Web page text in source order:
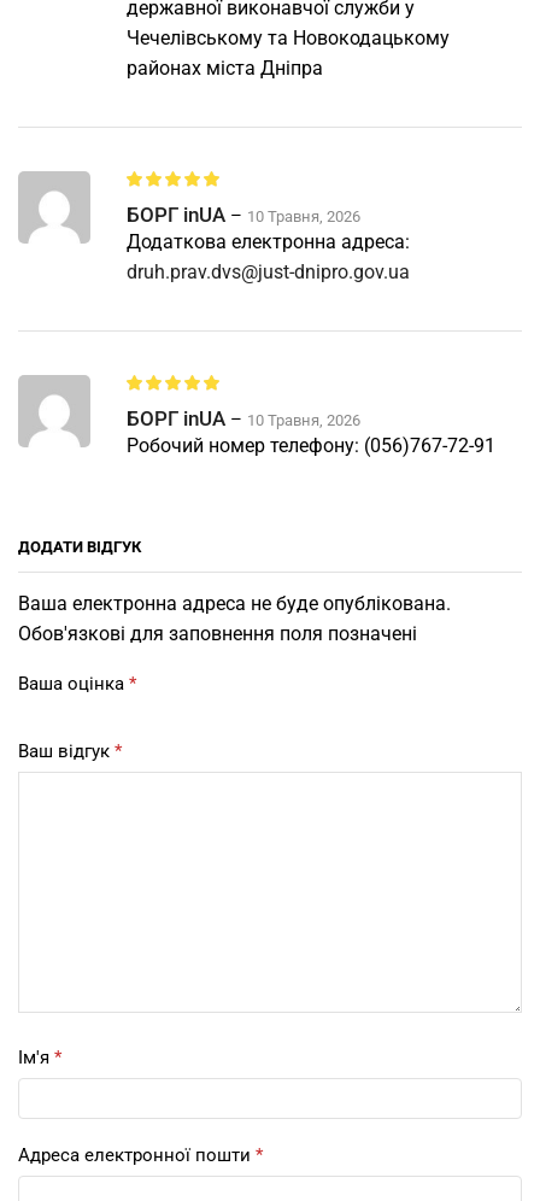
державної виконавчої служби у
Чечелівському та Новокодацькому
районах міста Дніпра
БОРГ inUA – 10 Травня, 2026
Додаткова електронна адреса:
druh.prav.dvs@just-dnipro.gov.ua
БОРГ inUA – 10 Травня, 2026
Робочий номер телефону: (056)767-72-91
ДОДАТИ ВІДГУК
Ваша електронна адреса не буде опублікована.
Обов'язкові для заповнення поля позначені
Ваша оцінка *
Ваш відгук *
Ім'я *
Адреса електронної пошти *